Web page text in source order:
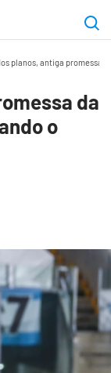
planos, antiga promessa
da
o